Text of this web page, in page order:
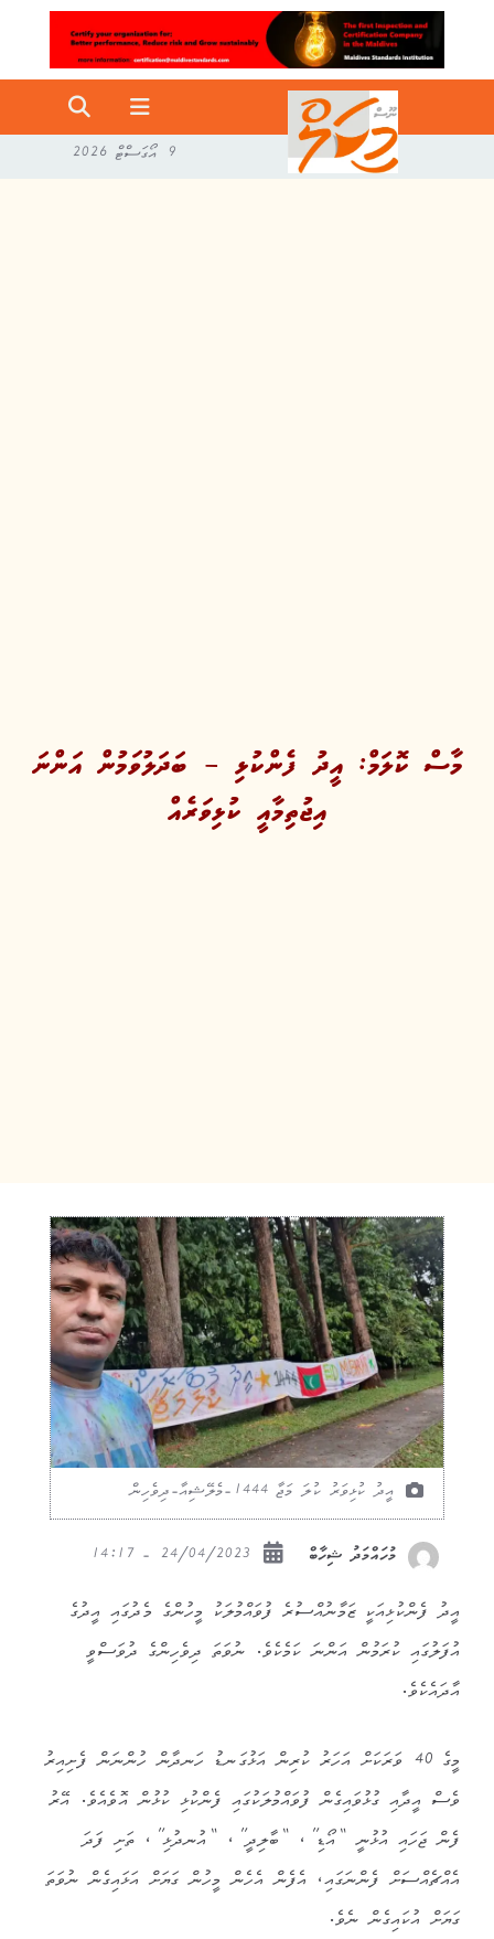
9 އޯގަސްޓް 2026
މާސް ކޮލަމް: އީދު ފެންކުޅި – ބަދަލުވަމުން އަންނަ
އިޖުތިމާއީ ކުޅިވަރެއް
އީދު ކުޅިވަރު ކުލަ މަޖާ 1444-މެލޭޝިއާ-ދިވެހިން
މުހައްމަދު ޝިހާބް
އީދު ފެންކުޅިއަކީ ޒަމާނުއްސުރެ ފުވައްމުލަކު މީހުންގެ މެދުގައި އީދުގެ
އުފަލުގައި ކުރަމުން އަންނަ ކަމެކެވެ. ނުވަތަ ދިވެހިންގެ ދުވަސްވީ
އާދައެކެވެ.
މީގެ 40 ވަރަކަށް އަހަރު ކުރިން އަޅުގަނޑު ހަނދާން ހުންނަން ފެށިއިރު
ވެސް އީދާއި ގުޅުވައިގެން ފުވައްމުލަކުގައި ފެންކުޅި ކުޅުން އޮވެއެވެ. އޭރު
ފެން ޖަހައި އުޅުނީ “އޯޑި”، “ބާލިދީ”، “އުނދުޅި”، ތަށި ފަދަ
އެއްޗެއްސަށް ފެންނަގައި، އެފެން އެހެން މީހުން ގަޔަށް އަޅައިގެން ނުވަތަ
ގަޔަށް އުކައިގެން ނެވެ.